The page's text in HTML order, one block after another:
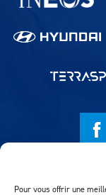
Pour vous offrir une